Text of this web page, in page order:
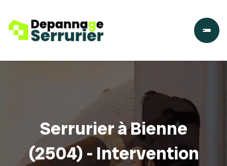
Serrurier à Bienne
(2504) - Intervention